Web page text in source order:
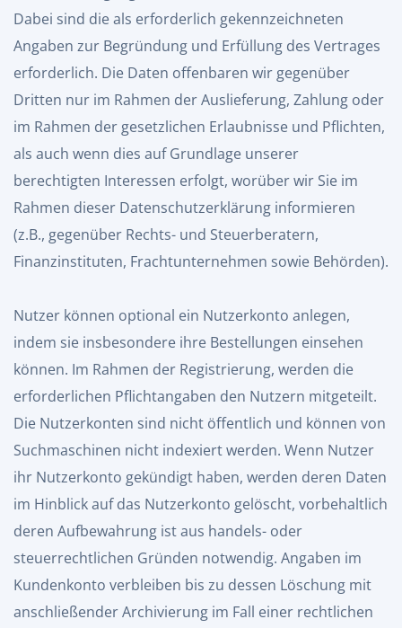
Dabei sind die als erforderlich gekennzeichneten
Angaben zur Begründung und Erfüllung des Vertrages
erforderlich. Die Daten offenbaren wir gegenüber
Dritten nur im Rahmen der Auslieferung, Zahlung oder
im Rahmen der gesetzlichen Erlaubnisse und Pflichten,
als auch wenn dies auf Grundlage unserer
berechtigten Interessen erfolgt, worüber wir Sie im
Rahmen dieser Datenschutzerklärung informieren
(z.B., gegenüber Rechts- und Steuerberatern,
Finanzinstituten, Frachtunternehmen sowie Behörden).
Nutzer können optional ein Nutzerkonto anlegen,
indem sie insbesondere ihre Bestellungen einsehen
können. Im Rahmen der Registrierung, werden die
erforderlichen Pflichtangaben den Nutzern mitgeteilt.
Die Nutzerkonten sind nicht öffentlich und können von
Suchmaschinen nicht indexiert werden. Wenn Nutzer
ihr Nutzerkonto gekündigt haben, werden deren Daten
im Hinblick auf das Nutzerkonto gelöscht, vorbehaltlich
deren Aufbewahrung ist aus handels- oder
steuerrechtlichen Gründen notwendig. Angaben im
Kundenkonto verbleiben bis zu dessen Löschung mit
anschließender Archivierung im Fall einer rechtlichen